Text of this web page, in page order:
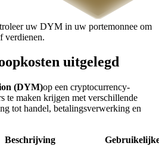
voor BTR-houders
uw DYM in uw portemonnee om
verdienen.
uitgelegd
(DYM)op een cryptocurrency-
te maken krijgen met verschillende
tot handel, betalingsverwerking en
Beschrijving